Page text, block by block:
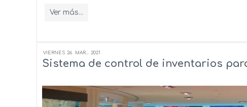
Ver más...
VIERNES 26 MAR... 2021
Sistema de control de inventarios